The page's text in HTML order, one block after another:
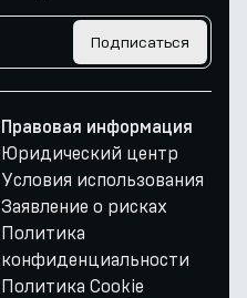
Подписаться
Правовая информация
Юридический центр
Условия использования
Заявление о рисках
Политика
конфиденциальности
Политика Cookie